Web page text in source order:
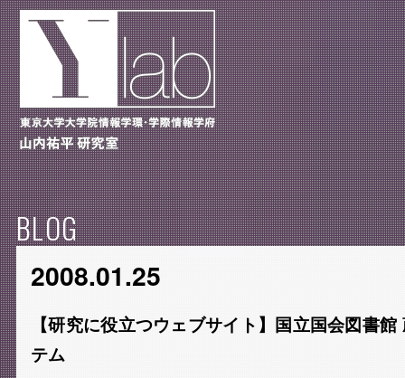
BLOG
2008.01.25
【研究に役立つウェブサイト】国立国会図書
テム